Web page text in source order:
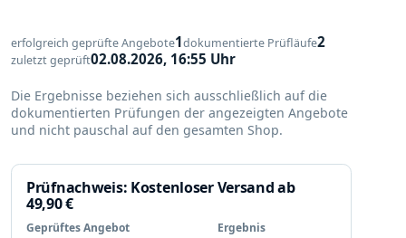
erfolgreich geprüfte Angebote1dokumentierte Prüfläufe2
zuletzt geprüft02.08.2026, 16:55 Uhr
Die Ergebnisse beziehen sich ausschließlich auf die
dokumentierten Prüfungen der angezeigten Angebote
und nicht pauschal auf den gesamten Shop.
Prüfnachweis: Kostenloser Versand ab
49,90 €
Geprüftes Angebot Ergebnis